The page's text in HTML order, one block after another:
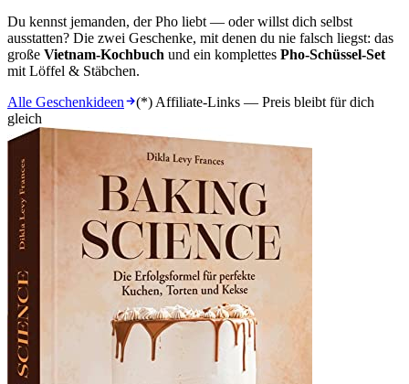
Du kennst jemanden, der Pho liebt — oder willst dich selbst
ausstatten? Die zwei Geschenke, mit denen du nie falsch liegst: das
große Vietnam-Kochbuch und ein komplettes Pho-Schüssel-Set
mit Löffel & Stäbchen.
Alle Geschenkideen
(*) Affiliate-Links — Preis bleibt für dich
gleich